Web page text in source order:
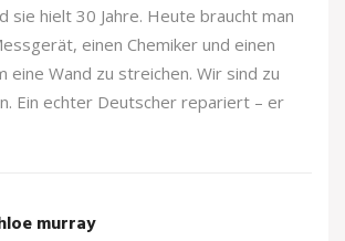
sie hielt 30 Jahre. Heute braucht man
einen Chemiker und einen
eine Wand zu streichen. Wir sind zu
Ein echter Deutscher repariert – er
murray